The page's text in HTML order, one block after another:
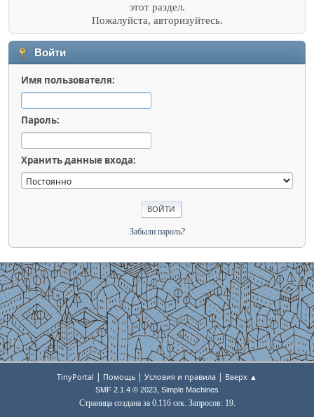
этот раздел.
Пожалуйста, авторизуйтесь.
Войти
Имя пользователя:
Пароль:
Хранить данные входа:
Забыли пароль?
TinyPortal | Помощь | Условия и правила | Вверх ▲
SMF 2.1.4 © 2023, Simple Machines
Страница создана за 0.116 сек. Запросов: 19.